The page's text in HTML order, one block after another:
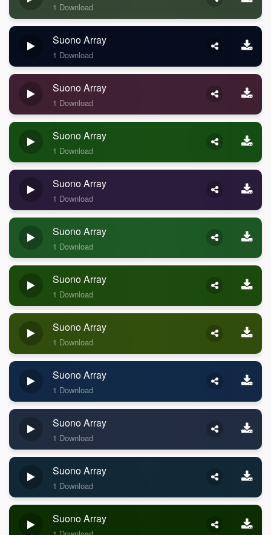
1 Download
Suono Array
1 Download
Suono Array
1 Download
Suono Array
1 Download
Suono Array
1 Download
Suono Array
1 Download
Suono Array
1 Download
Suono Array
1 Download
Suono Array
1 Download
Suono Array
1 Download
Suono Array
1 Download
Suono Array